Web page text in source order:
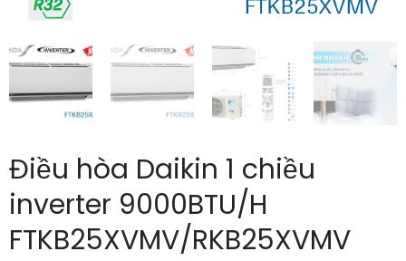
Điều hòa Daikin 1 chiều
inverter 9000BTU/H
FTKB25XVMV/RKB25XVMV